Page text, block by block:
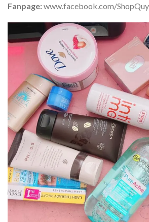
Fanpage:www.facebook.com/